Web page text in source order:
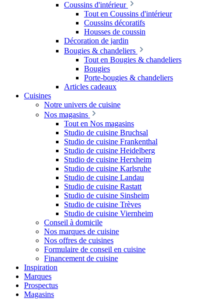
Coussins d'intérieur
Tout en Coussins d'intérieur
Coussins décoratifs
Housses de coussin
Décoration de jardin
Bougies & chandeliers
Tout en Bougies & chandeliers
Bougies
Porte-bougies & chandeliers
Articles cadeaux
Cuisines
Notre univers de cuisine
Nos magasins
Tout en Nos magasins
Studio de cuisine Bruchsal
Studio de cuisine Frankenthal
Studio de cuisine Heidelberg
Studio de cuisine Herxheim
Studio de cuisine Karlsruhe
Studio de cuisine Landau
Studio de cuisine Rastatt
Studio de cuisine Sinsheim
Studio de cuisine Trèves
Studio de cuisine Viernheim
Conseil à domicile
Nos marques de cuisine
Nos offres de cuisines
Formulaire de conseil en cuisine
Financement de cuisine
Inspiration
Marques
Prospectus
Magasins